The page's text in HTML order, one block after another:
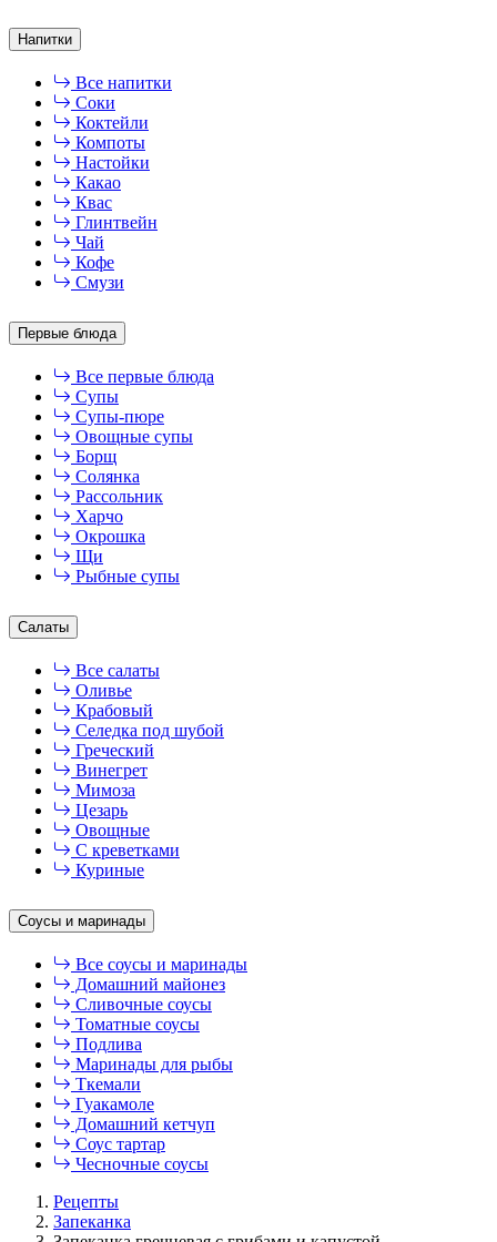
Напитки
Все напитки
Соки
Коктейли
Компоты
Настойки
Какао
Квас
Глинтвейн
Чай
Кофе
Смузи
Первые блюда
Все первые блюда
Супы
Супы-пюре
Овощные супы
Борщ
Солянка
Рассольник
Харчо
Окрошка
Щи
Рыбные супы
Салаты
Все салаты
Оливье
Крабовый
Селедка под шубой
Греческий
Винегрет
Мимоза
Цезарь
Овощные
С креветками
Куриные
Соусы и маринады
Все соусы и маринады
Домашний майонез
Сливочные соусы
Томатные соусы
Подлива
Маринады для рыбы
Ткемали
Гуакамоле
Домашний кетчуп
Соус тартар
Чесночные соусы
Рецепты
Запеканка